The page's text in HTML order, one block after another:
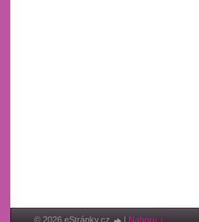
© 2026 eStránky.cz | Nahoru ↑